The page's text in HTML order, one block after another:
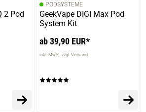
2 Pod
PODSYSTEME
GeekVape DIGI Max Pod
System Kit
ab 39,90 EUR*
inkl. MwSt. zzgl. Versand